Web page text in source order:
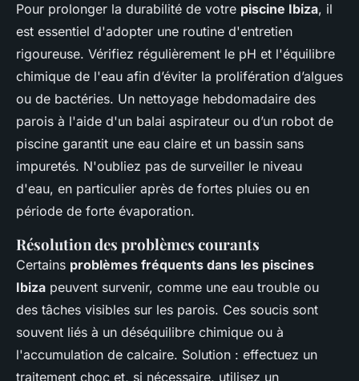
Pour prolonger la durabilité de votre piscine Ibiza, il
est essentiel d'adopter une routine d'entretien
rigoureuse. Vérifiez régulièrement le pH et l'équilibre
chimique de l'eau afin d’éviter la prolifération d’algues
ou de bactéries. Un nettoyage hebdomadaire des
parois à l'aide d'un balai aspirateur ou d’un robot de
piscine garantit une eau claire et un bassin sans
impuretés. N'oubliez pas de surveiller le niveau
d'eau, en particulier après de fortes pluies ou en
période de forte évaporation.
Résolution des problèmes courants
Certains problèmes fréquents dans les piscines
Ibiza peuvent survenir, comme une eau trouble ou
des tâches visibles sur les parois. Ces soucis sont
souvent liés à un déséquilibre chimique ou à
l'accumulation de calcaire. Solution : effectuez un
traitement choc et, si nécessaire, utilisez un